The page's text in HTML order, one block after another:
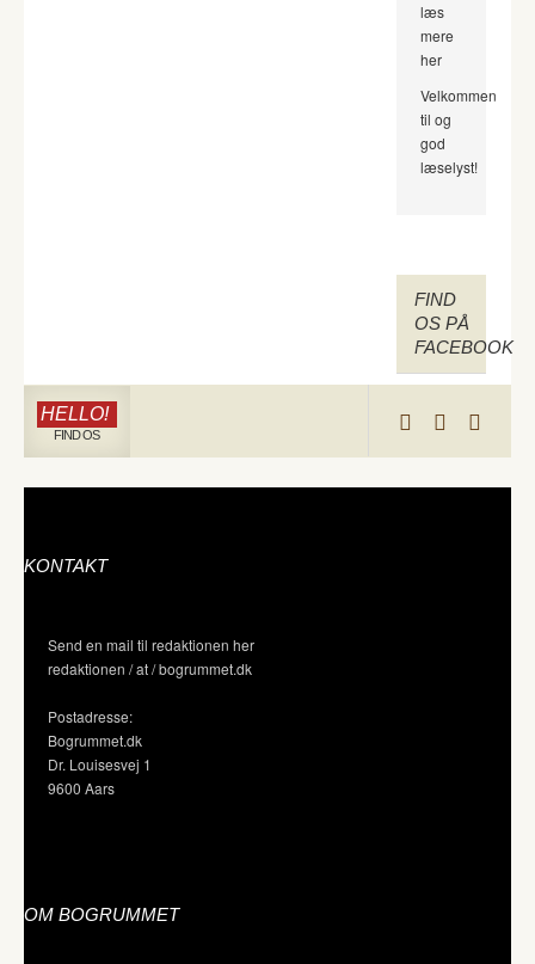
læs
mere
her
Velkommen
til og
god
læselyst!
FIND
OS PÅ
FACEBOOK
HELLO!
FIND OS
KONTAKT
Send en mail til redaktionen her
redaktionen / at / bogrummet.dk
Postadresse:
Bogrummet.dk
Dr. Louisesvej 1
9600 Aars
OM BOGRUMMET